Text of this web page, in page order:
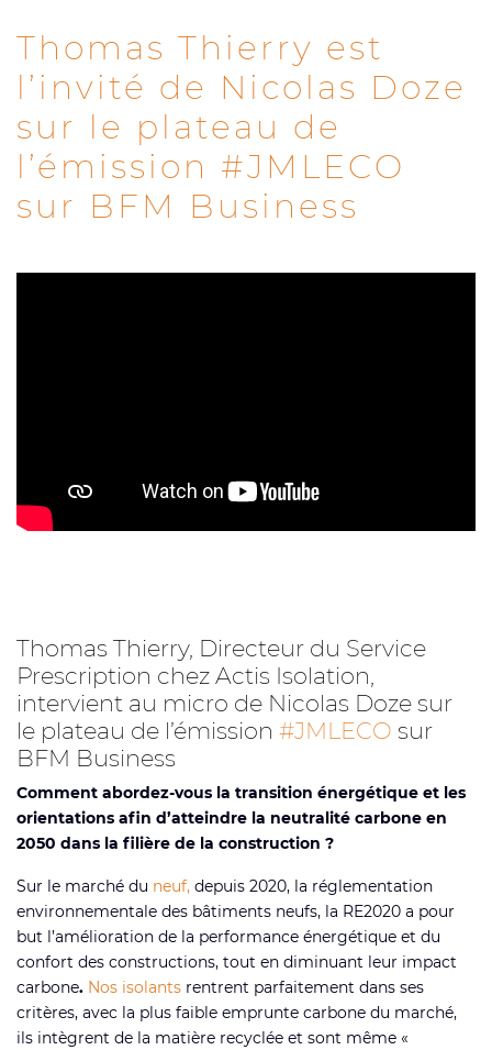
Thomas Thierry est
l’invité de Nicolas Doze
sur le plateau de
l’émission #JMLECO
sur BFM Business
Thomas Thierry, Directeur du Service
Prescription chez Actis Isolation,
intervient au micro de Nicolas Doze sur
le plateau de l’émission #JMLECO sur
BFM Business
Comment abordez-vous la transition énergétique et les
orientations afin d’atteindre la neutralité carbone en
2050 dans la filière de la construction ?
Sur le marché du neuf, depuis 2020, la réglementation
environnementale des bâtiments neufs, la RE2020 a pour
but l’amélioration de la performance énergétique et du
confort des constructions, tout en diminuant leur impact
carbone. Nos isolants rentrent parfaitement dans ses
critères, avec la plus faible emprunte carbone du marché,
ils intègrent de la matière recyclée et sont même «